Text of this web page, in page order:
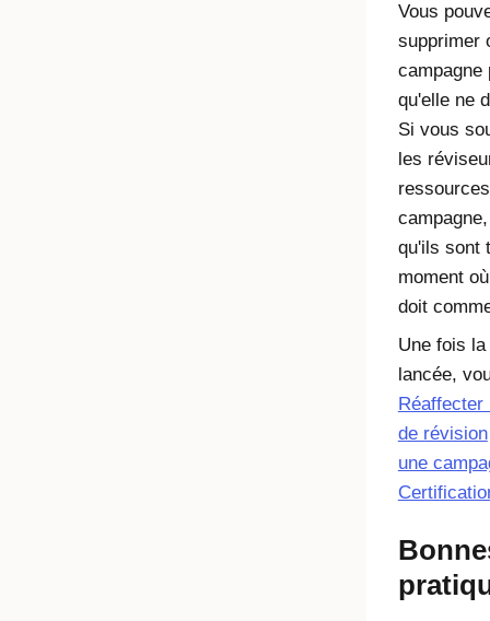
Vous
supprimer
campagne
qu'elle ne
Si vous
les
qu'ils sont
moment
doit
Une fois
lancée,
Réaffecter
de révision
une